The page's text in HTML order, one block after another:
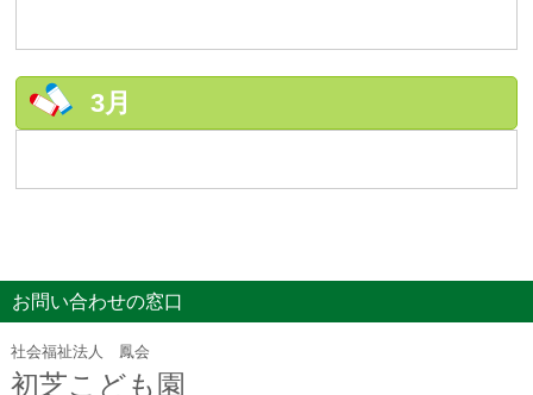
3月
お問い合わせの窓口
社会福祉法人 鳳会
初芝こども園